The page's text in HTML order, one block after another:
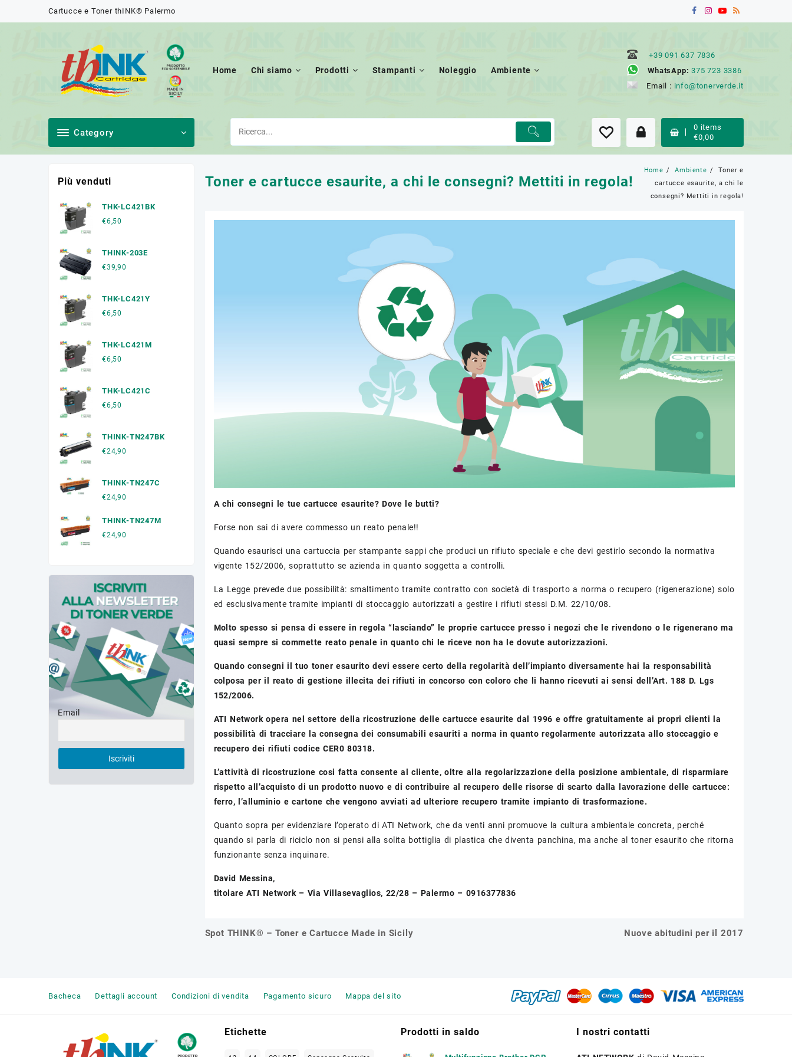
Cartucce e Toner thINK® Palermo
Home Chi siamo Prodotti Stampanti Noleggio Ambiente
+39 091 637 7836
WhatsApp: 375 723 3386
Email : info@tonerverde.it
Category 0 items
€0,00
Toner e cartucce esaurite, a chi le consegni? Mettiti in regola!
Home Ambiente
Toner e
cartucce esaurite, a chi le
consegni? Mettiti in regola!
A chi consegni le tue cartucce esaurite? Dove le butti?
Forse non sai di avere commesso un reato penale!!
Quando esaurisci una cartuccia per stampante sappi che produci un rifiuto speciale e che devi gestirlo secondo la normativa
vigente 152/2006, soprattutto se azienda in quanto soggetta a controlli.
La Legge prevede due possibilità: smaltimento tramite contratto con società di trasporto a norma o recupero (rigenerazione) solo
ed esclusivamente tramite impianti di stoccaggio autorizzati a gestire i rifiuti stessi D.M. 22/10/08.
Molto spesso si pensa di essere in regola “lasciando” le proprie cartucce presso i negozi che le rivendono o le rigenerano ma
quasi sempre si commette reato penale in quanto chi le riceve non ha le dovute autorizzazioni.
Quando consegni il tuo toner esaurito devi essere certo della regolarità dell’impianto diversamente hai la responsabilità
colposa per il reato di gestione illecita dei rifiuti in concorso con coloro che li hanno ricevuti ai sensi dell’Art. 188 D. Lgs
152/2006.
ATI Network opera nel settore della ricostruzione delle cartucce esaurite dal 1996 e offre gratuitamente ai propri clienti la
possibilità di tracciare la consegna dei consumabili esauriti a norma in quanto regolarmente autorizzata allo stoccaggio e
recupero dei rifiuti codice CER0 80318.
L’attività di ricostruzione cosi fatta consente al cliente, oltre alla regolarizzazione della posizione ambientale, di risparmiare
rispetto all’acquisto di un prodotto nuovo e di contribuire al recupero delle risorse di scarto dalla lavorazione delle cartucce:
ferro, l’alluminio e cartone che vengono avviati ad ulteriore recupero tramite impianto di trasformazione.
Quanto sopra per evidenziare l’operato di ATI Network, che da venti anni promuove la cultura ambientale concreta, perché
quando si parla di riciclo non si pensi alla solita bottiglia di plastica che diventa panchina, ma anche al toner esaurito che ritorna
funzionante senza inquinare.
David Messina,
titolare ATI Network – Via Villasevaglios, 22/28 – Palermo – 0916377836
Navigazione
Spot THINK® – Toner e Cartucce Made in Sicily Nuove abitudini per il 2017
Più venduti
THK-LC421BK
€6,50
THINK-203E
€39,90
THK-LC421Y
€6,50
THK-LC421M
€6,50
THK-LC421C
€6,50
THINK-TN247BK
€24,90
THINK-TN247C
€24,90
THINK-TN247M
€24,90
Email
Bacheca Dettagli account Condizioni di vendita Pagamento sicuro Mappa del sito
Etichette Prodotti in saldo I nostri contatti